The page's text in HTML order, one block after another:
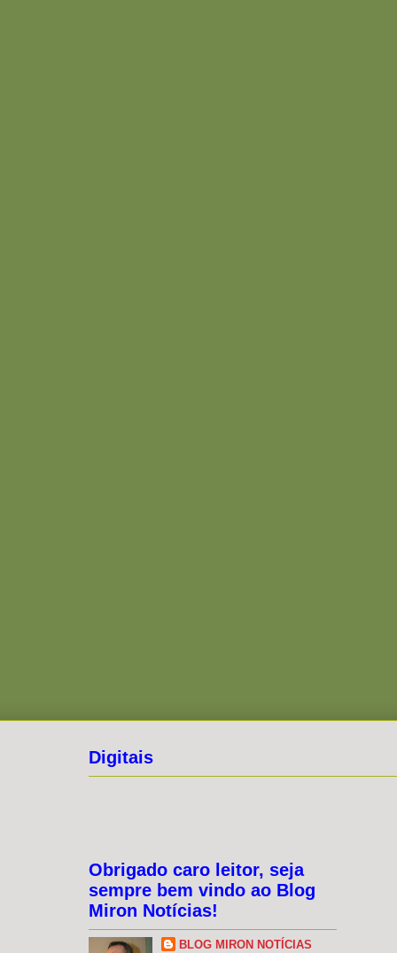
Digitais
Obrigado caro leitor, seja
sempre bem vindo ao Blog
Miron Notícias!
BLOG MIRON NOTÍCIAS